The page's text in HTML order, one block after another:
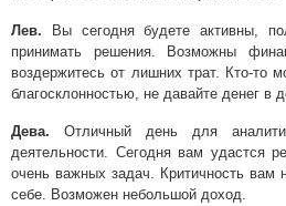
Лев.
Вы сегодня будете активны,
принимать решения. Возможны
воздержитесь от лишних трат. Кто-то
благосклонностью, не давайте денег в
Дева. Отличный день для
деятельности. Сегодня вам удастся
очень важных задач. Критичность вам
себе. Возможен небольшой доход.